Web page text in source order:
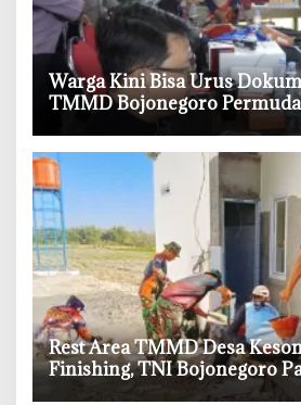
‎Warga Kini Bisa Urus
TMMD Bojonegoro
Adminduk
‎Rest Area TMMD Desa
Finishing, TNI Bojonegoro
Bangunan Kokoh dan Nyaman